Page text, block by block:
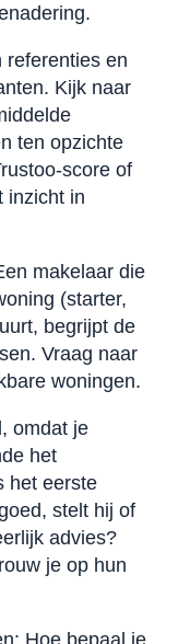
referenties en
Kijk naar
ten opzichte
score of
inzicht in
makelaar die
(starter,
begrijpt de
Vraag naar
woningen.
omdat je
het
het eerste
stelt hij of
advies?
je op hun
Hoe bepaal je